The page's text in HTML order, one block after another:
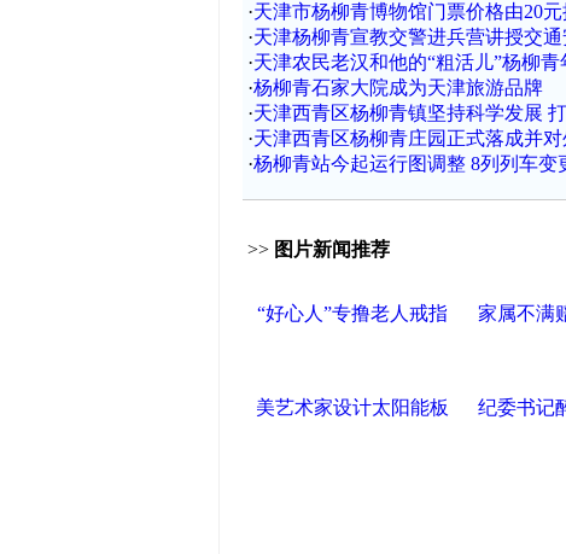
·天津市杨柳青博物馆门票价格由20元
·天津杨柳青宣教交警进兵营讲授交通
·天津农民老汉和他的“粗活儿”杨柳青
·杨柳青石家大院成为天津旅游品牌
·天津西青区杨柳青镇坚持科学发展
·天津西青区杨柳青庄园正式落成并
·杨柳青站今起运行图调整 8列列车变
>> 图片新闻推荐
“好心人”专撸老人戒指 家属不满
美艺术家设计太阳能板 纪委书记